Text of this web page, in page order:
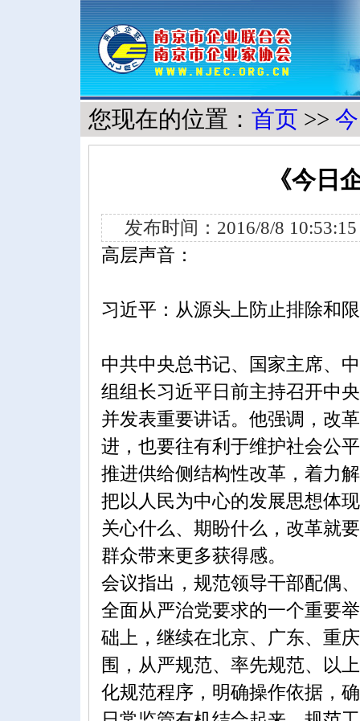
您现在的位置： 首页 >>
《今日
发布时间：2016/8/8
高层声音：
习近平：从源头上防止排除和
中共中央总书记、国家主席、
组组长习近平日前主持召开中
并发表重要讲话。他强调，改
进，也要往有利于维护社会公
推进供给侧结构性改革，着力
把以人民为中心的发展思想体
关心什么、期盼什么，改革就
群众带来更多获得感。
会议指出，规范领导干部配偶
全面从严治党要求的一个重要
础上，继续在北京、广东、重
围，从严规范、率先规范、以
化规范程序，明确操作依据，